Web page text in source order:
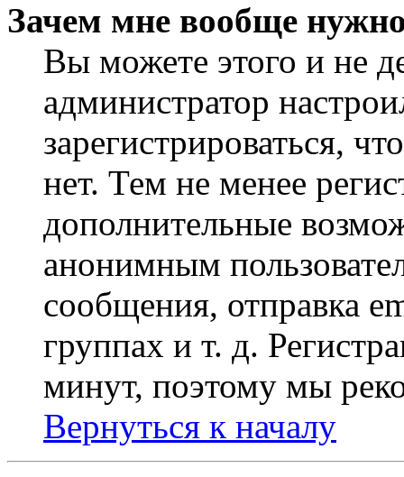
Зачем мне вообще
Вы можете этого и не
администратор
зарегистрироваться,
нет. Тем не менее
дополнительные
анонимным
сообщения, отправка
группах и т. д.
минут, поэтому мы
Вернуться к началу